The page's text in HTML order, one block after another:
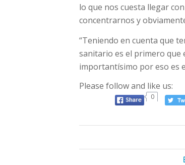
lo que nos cuesta llegar
concentrarnos y
“Teniendo en cuenta que
sanitario es el primero que
importantísimo por eso es
Please follow and like us:
0